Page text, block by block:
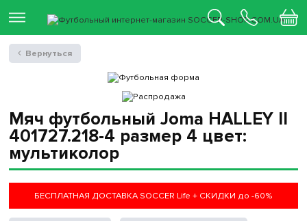
Мяч футбольный Joma HALLEY II
401727.218-4 размер 4 цвет:
мультиколор
БЕСПЛАТНАЯ ДОСТАВКА SOCCER Life + СКИДКИ до -60%
Вернуться